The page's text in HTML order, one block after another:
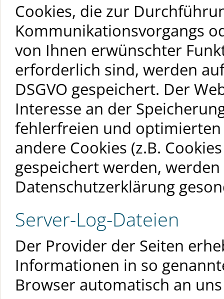
Cookies, die zur
Kommunikationsvorgangs
von Ihnen erwünschter
erforderlich sind, werden
DSGVO gespeichert. Der
Interesse an der
fehlerfreien und
andere Cookies (z.B.
gespeichert werden,
Datenschutzerklärung
Server-Log-Dateien
Der Provider der Seiten
Informationen in so
Browser automatisch an